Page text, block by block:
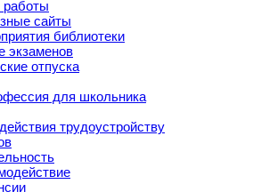
сайты
библиотеки
экзаменов
отпуска
для школьника
трудоустройству